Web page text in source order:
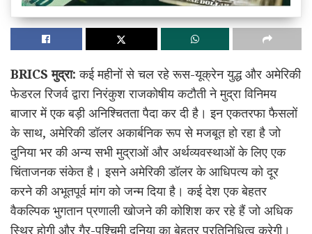
BRICS मुद्रा: कई महीनों से चल रहे रूस-यूक्रेन युद्ध और अमेरिकी
फेडरल रिजर्व द्वारा निरंकुश राजकोषीय कटौती ने मुद्रा विनिमय
बाजार में एक बड़ी अनिश्चितता पैदा कर दी है। इन एकतरफा फैसलों
के साथ, अमेरिकी डॉलर अकार्बनिक रूप से मजबूत हो रहा है जो
दुनिया भर की अन्य सभी मुद्राओं और अर्थव्यवस्थाओं के लिए एक
चिंताजनक संकेत है। इसने अमेरिकी डॉलर के आधिपत्य को दूर
करने की अभूतपूर्व मांग को जन्म दिया है। कई देश एक बेहतर
वैकल्पिक भुगतान प्रणाली खोजने की कोशिश कर रहे हैं जो अधिक
स्थिर होगी और गैर-पश्चिमी दुनिया का बेहतर प्रतिनिधित्व करेगी।